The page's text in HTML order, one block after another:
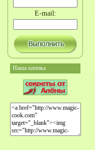
E-mail:
Наша кнопка